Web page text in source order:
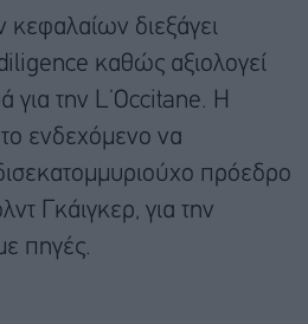
κεφαλαίων διεξάγει
καθώς αξιολογεί
για την L’Occitane. Η
ενδεχόμενο να
πρόεδρο
Γκάιγκερ, για την
πηγές.